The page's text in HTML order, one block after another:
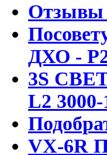
Отзывы
ДХО -
3S
L2
VX-6R